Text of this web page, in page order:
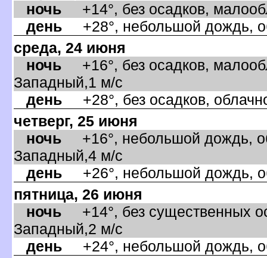
ночь +14°, без осадков,
день +28°, небольшой дождь,
среда, 24 июня
ночь +16°, без осадков,
Западный,1 м/с
день +28°, без осадков,
четверг, 25 июня
ночь +16°, небольшой дождь,
Западный,4 м/с
день +26°, небольшой дождь,
пятница, 26 июня
ночь +14°, без существенных
Западный,2 м/с
день +24°, небольшой дождь,